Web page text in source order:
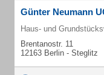
Günter Neumann
Haus- und
Brentanostr. 11
12163 Berlin - Steglitz